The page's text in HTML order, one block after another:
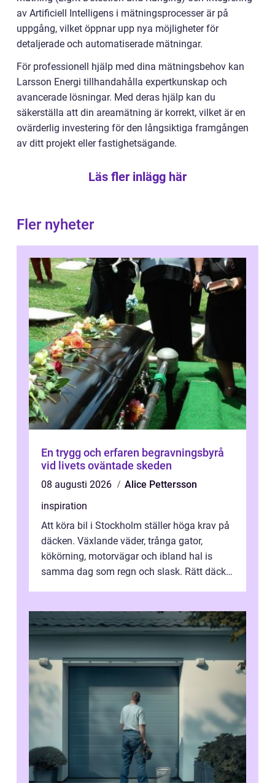
av Artificiell Intelligens i mätningsprocesser är på
uppgång, vilket öppnar upp nya möjligheter för
detaljerade och automatiserade mätningar.
För professionell hjälp med dina mätningsbehov kan
Larsson Energi tillhandahålla expertkunskap och
avancerade lösningar. Med deras hjälp kan du
säkerställa att din areamätning är korrekt, vilket är en
ovärderlig investering för den långsiktiga framgången
av ditt projekt eller fastighetsägande.
Läs fler inlägg här
Fler nyheter
En trygg och erfaren begravningsbyrå
vid livets oväntade skeden
08 augusti 2026
Alice Pettersson
inspiration
Att köra bil i Stockholm ställer höga krav på
däcken. Växlande väder, trånga gator,
kökörning, motorvägar och ibland hal is
samma dag som regn och slask. Rätt däck